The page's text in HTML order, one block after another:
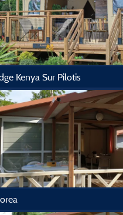
Kenya Sur Pilotis